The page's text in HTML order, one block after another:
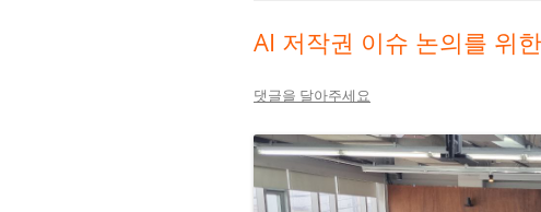
AI 저작권 이슈 논의를 위
댓글을 달아주세요